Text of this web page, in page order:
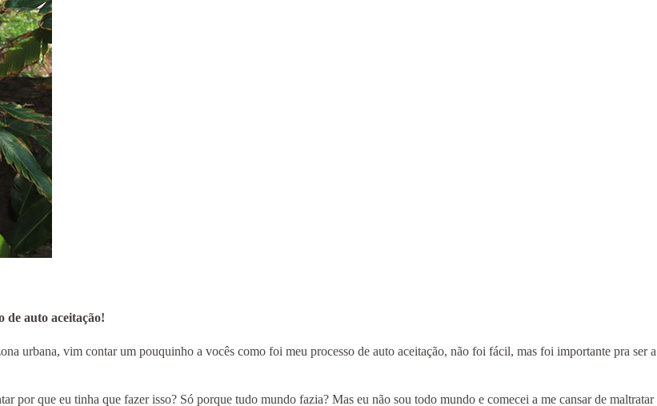
de auto aceitação!
urbana, vim contar um pouquinho a vocês como foi meu processo de auto aceitação, não foi fácil, mas foi importante pra ser a
por que eu tinha que fazer isso? Só porque tudo mundo fazia? Mas eu não sou todo mundo e comecei a me cansar de maltratar